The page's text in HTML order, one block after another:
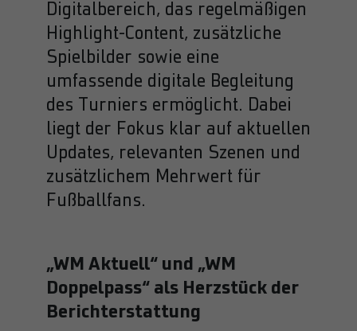
Digitalbereich, das regelmäßigen
Highlight-Content, zusätzliche
Spielbilder sowie eine
umfassende digitale Begleitung
des Turniers ermöglicht. Dabei
liegt der Fokus klar auf aktuellen
Updates, relevanten Szenen und
zusätzlichem Mehrwert für
Fußballfans.
„WM Aktuell“ und „WM
Doppelpass“ als Herzstück der
Berichterstattung